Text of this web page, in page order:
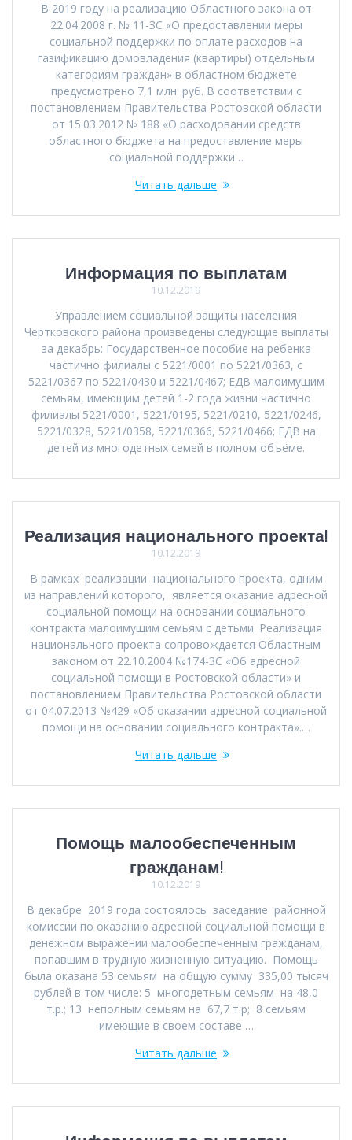
В 2019 году на реализацию Областного закона от
22.04.2008 г. № 11-ЗС «О предоставлении меры
социальной поддержки по оплате расходов на
газификацию домовладения (квартиры) отдельным
категориям граждан» в областном бюджете
предусмотрено 7,1 млн. руб. В соответствии с
постановлением Правительства Ростовской области
от 15.03.2012 № 188 «О расходовании средств
областного бюджета на предоставление меры
социальной поддержки…
Читать дальше
Информация по выплатам
10.12.2019
Управлением социальной защиты населения
Чертковского района произведены следующие выплаты
за декабрь: Государственное пособие на ребенка
частично филиалы с 5221/0001 по 5221/0363, с
5221/0367 по 5221/0430 и 5221/0467; ЕДВ малоимущим
семьям, имеющим детей 1-2 года жизни частично
филиалы 5221/0001, 5221/0195, 5221/0210, 5221/0246,
5221/0328, 5221/0358, 5221/0366, 5221/0466; ЕДВ на
детей из многодетных семей в полном объёме.
Реализация национального проекта!
10.12.2019
В рамках реализации национального проекта, одним
из направлений которого, является оказание адресной
социальной помощи на основании социального
контракта малоимущим семьям с детьми. Реализация
национального проекта сопровождается Областным
законом от 22.10.2004 №174-ЗС «Об адресной
социальной помощи в Ростовской области» и
постановлением Правительства Ростовской области
от 04.07.2013 №429 «Об оказании адресной социальной
помощи на основании социального контракта».…
Читать дальше
Помощь малообеспеченным
гражданам!
10.12.2019
В декабре 2019 года состоялось заседание районной
комиссии по оказанию адресной социальной помощи в
денежном выражении малообеспеченным гражданам,
попавшим в трудную жизненную ситуацию. Помощь
была оказана 53 семьям на общую сумму 335,00 тысяч
рублей в том числе: 5 многодетным семьям на 48,0
т.р.; 13 неполным семьям на 67,7 т.р; 8 семьям
имеющие в своем составе …
Читать дальше